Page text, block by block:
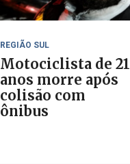
REGIÃO SUL
Motociclista de 21
anos morre após
colisão com
ônibus